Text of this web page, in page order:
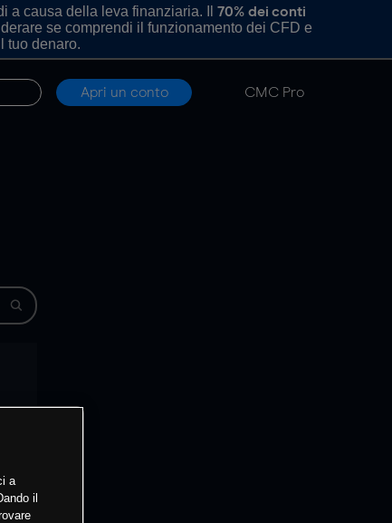
a causa della leva finanziaria. Il 70% dei conti
se comprendi il funzionamento dei CFD e
tuo denaro.
Apri un conto CMC Pro
a
il